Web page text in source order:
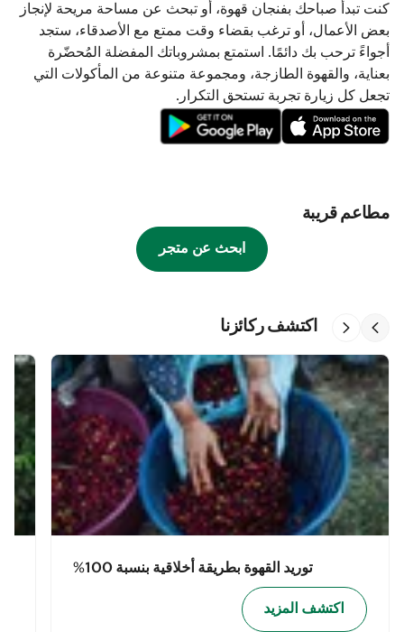
كنت تبدأ صباحك بفنجان قهوة، أو تبحث عن مساحة مريحة لإنجاز
بعض الأعمال، أو ترغب بقضاء وقت ممتع مع الأصدقاء، ستجد
أجواءً ترحب بك دائمًا. استمتع بمشروباتك المفضلة المُحضّرة
بعناية، والقهوة الطازجة، ومجموعة متنوعة من المأكولات التي
تجعل كل زيارة تجربة تستحق التكرار.
مطاعم قريبة
ابحث عن متجر
اكتشف ركائزنا
توريد القهوة بطريقة أخلاقية بنسبة 100%
اكتشف المزيد